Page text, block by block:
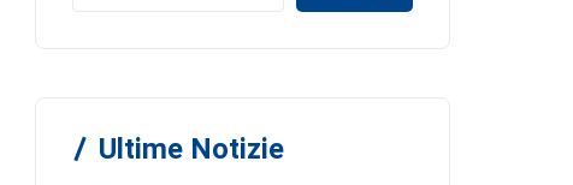
Ultime Notizie